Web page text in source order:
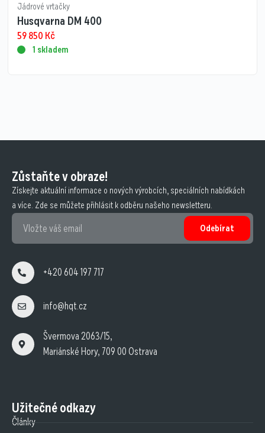
Jádrové vrtačky
Husqvarna DM 400
59 850 Kč
1 skladem
Zůstaňte v obraze!
Získejte aktuální informace o nových výrobcích, speciálních nabídkách
a více. Zde se můžete přihlásit k odběru našeho newsletteru.
Odebírat
+420 604 197 717
info@hqt.cz
Švermova 2063/15,
Mariánské Hory, 709 00 Ostrava
Užitečné odkazy
Články